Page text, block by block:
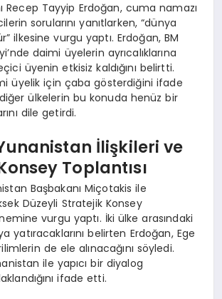
Recep Tayyip Erdoğan, cuma namazı
sorularını yanıtlarken, “dünya
ilkesine vurgu yaptı. Erdoğan, BM
daimi üyelerin ayrıcalıklarına
üyenin etkisiz kaldığını belirtti.
üyelik için çaba gösterdiğini ifade
ülkelerin bu konuda henüz bir
dile getirdi.
İlişkileri ve
Toplantısı
Başbakanı Miçotakis ile
Düzeyli Stratejik Konsey
vurgu yaptı. İki ülke arasındaki
yatıracaklarını belirten Erdoğan, Ege
de ele alınacağını söyledi.
ile yapıcı bir diyalog
ifade etti.